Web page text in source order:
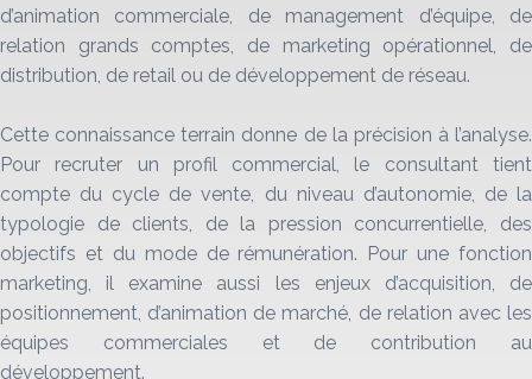
d’animation commerciale, de management d’équipe, de
relation grands comptes, de marketing opérationnel, de
distribution, de retail ou de développement de réseau.
Cette connaissance terrain donne de la précision à l’analyse.
Pour recruter un profil commercial, le consultant tient
compte du cycle de vente, du niveau d’autonomie, de la
typologie de clients, de la pression concurrentielle, des
objectifs et du mode de rémunération. Pour une fonction
marketing, il examine aussi les enjeux d’acquisition, de
positionnement, d’animation de marché, de relation avec les
équipes commerciales et de contribution au
développement.